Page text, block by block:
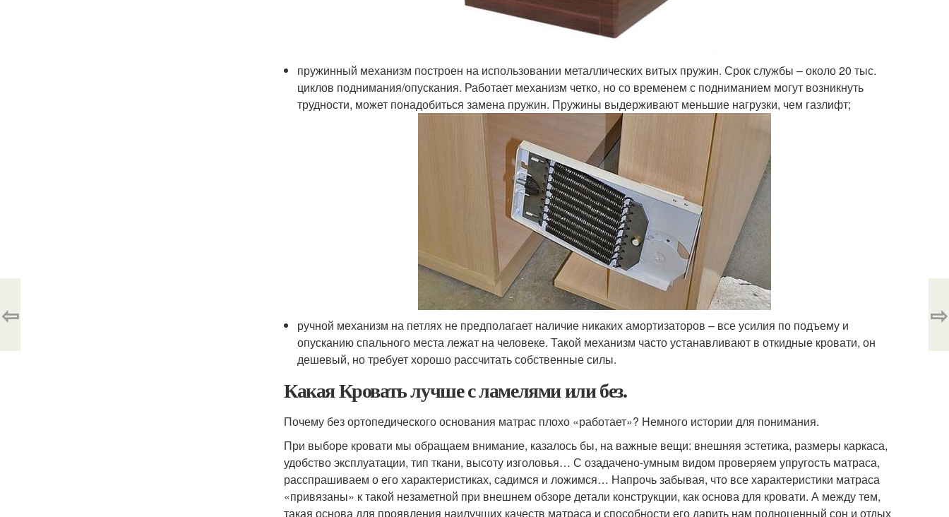
пружинный механизм построен на использовании металлических витых пружин. Срок службы – около 20 тыс.
циклов поднимания/опускания. Работает механизм четко, но со временем с подниманием могут возникнуть
трудности, может понадобиться замена пружин. Пружины выдерживают меньшие нагрузки, чем газлифт;
ручной механизм на петлях не предполагает наличие никаких амортизаторов – все усилия по подъему и
опусканию спального места лежат на человеке. Такой механизм часто устанавливают в откидные кровати, он
дешевый, но требует хорошо рассчитать собственные силы.
Какая Кровать лучше с ламелями или без.
Почему без ортопедического основания матрас плохо «работает»? Немного истории для понимания.
При выборе кровати мы обращаем внимание, казалось бы, на важные вещи: внешняя эстетика, размеры каркаса,
удобство эксплуатации, тип ткани, высоту изголовья… С озадачено-умным видом проверяем упругость матраса,
расспрашиваем о его характеристиках, садимся и ложимся… Напрочь забывая, что все характеристики матраса
«привязаны» к такой незаметной при внешнем обзоре детали конструкции, как основа для кровати. А между тем,
такая основа для проявления наилучших качеств матраса и способности его дарить нам полноценный сон и отдых
⇦ ⇨